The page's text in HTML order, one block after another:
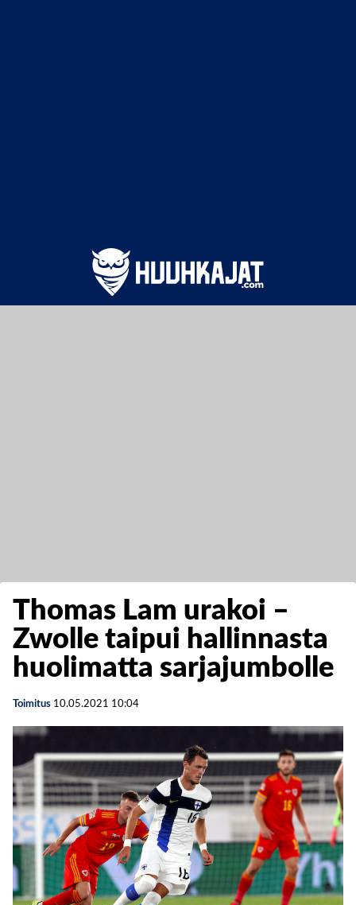
Thomas Lam urakoi –
Zwolle taipui hallinnasta
huolimatta sarjajumbolle
Toimitus 10.05.2021 10:04